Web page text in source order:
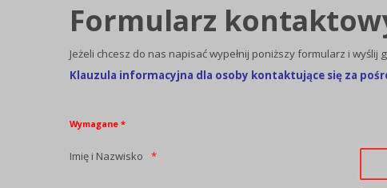
Formularz
Jeżeli chcesz do nas napisać wypełnij poniższy formularz i wyślij
Klauzula informacyjna dla osoby kontaktujące się za
Wymagane *
Imię i Nazwisko